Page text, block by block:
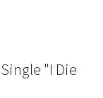
"I Die